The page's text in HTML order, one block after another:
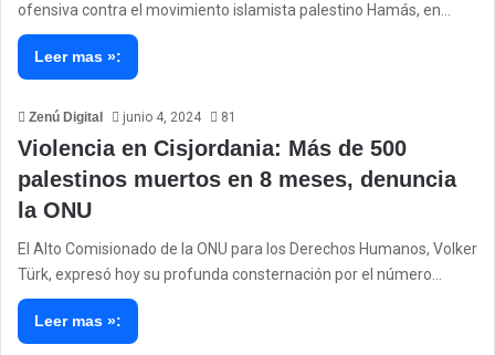
ofensiva contra el movimiento islamista palestino Hamás, en…
Leer mas »:
Zenú Digital junio 4, 2024 81
Violencia en Cisjordania: Más de 500
palestinos muertos en 8 meses, denuncia
la ONU
El Alto Comisionado de la ONU para los Derechos Humanos, Volker
Türk, expresó hoy su profunda consternación por el número…
Leer mas »: